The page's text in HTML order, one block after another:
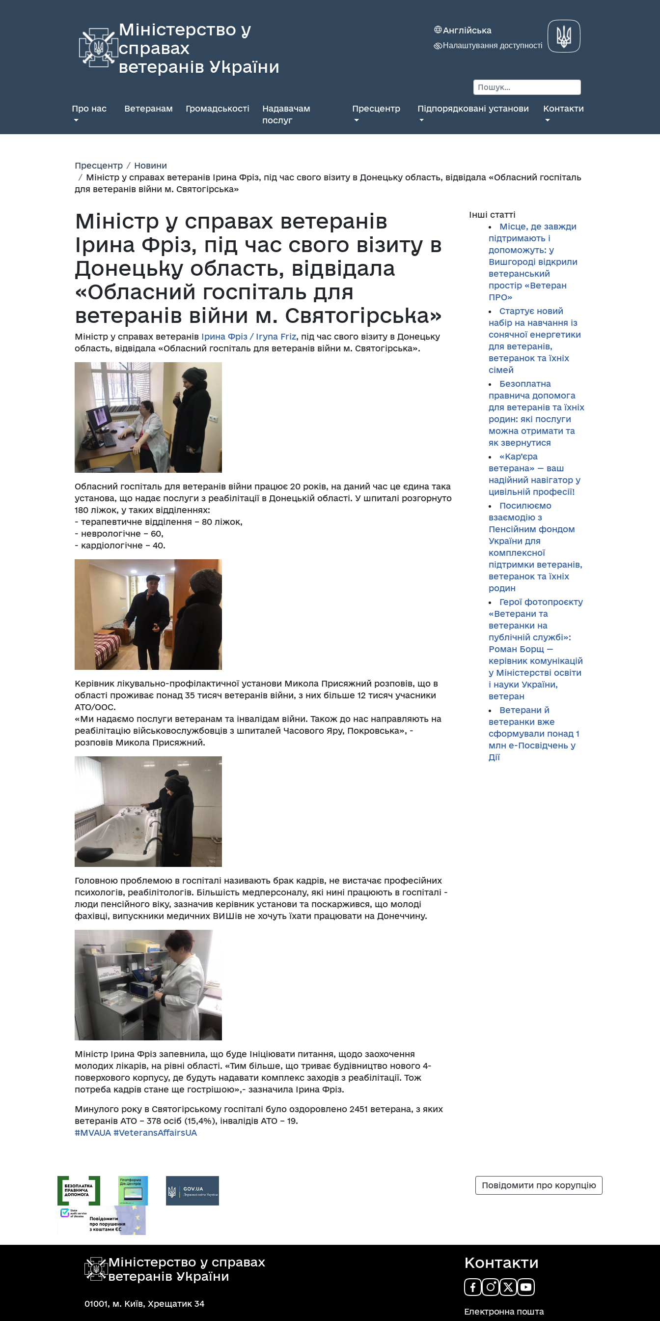
Міністерство у
справах
ветеранів України
Англійська
Налаштування доступності
Про нас Ветеранам Громадськості
Надавачам
послуг
Пресцентр Підпорядковані установи Контакти
Пресцентр
Новини
Міністр у справах ветеранів Ірина Фріз, під час свого візиту в Донецьку область, відвідала «Обласний госпіталь
для ветеранів війни м. Святогірська»
Міністр у справах ветеранів
Ірина Фріз, під час свого візиту в
Донецьку область, відвідала
«Обласний госпіталь для
ветеранів війни м. Святогірська»
Міністр у справах ветеранів Ірина Фріз / Iryna Friz, під час свого візиту в Донецьку
область, відвідала «Обласний госпіталь для ветеранів війни м. Святогірська».
Обласний госпіталь для ветеранів війни працює 20 років, на даний час це єдина така
установа, що надає послуги з реабілітації в Донецькій області. У шпиталі розгорнуто
180 ліжок, у таких відділеннях:
- терапевтичне відділення – 80 ліжок,
- неврологічне – 60,
- кардіологічне – 40.
Керівник лікувально-профілактичної установи Микола Присяжний розповів, що в
області проживає понад 35 тисяч ветеранів війни, з них більше 12 тисяч учасники
АТО/ООС.
«Ми надаємо послуги ветеранам та інвалідам війни. Також до нас направляють на
реабілітацію військовослужбовців з шпиталей Часового Яру, Покровська», -
розповів Микола Присяжний.
Головною проблемою в госпіталі називають брак кадрів, не вистачає професійних
психологів, реабілітологів. Більшість медперсоналу, які нині працюють в госпіталі -
люди пенсійного віку, зазначив керівник установи та поскаржився, що молоді
фахівці, випускники медичних ВИШів не хочуть їхати працювати на Донеччину.
Міністр Ірина Фріз запевнила, що буде Ініціювати питання, щодо заохочення
молодих лікарів, на рівні області. «Тим більше, що триває будівництво нового 4-
поверхового корпусу, де будуть надавати комплекс заходів з реабілітації. Тож
потреба кадрів стане ще гострішою»,- зазначила Ірина Фріз.
Минулого року в Святогірському госпіталі було оздоровлено 2451 ветерана, з яких
ветеранів АТО – 378 осіб (15,4%), інвалідів АТО – 19.
#MVAUA #VeteransAffairsUA
Інші статті
Місце, де завжди
підтримають і
допоможуть: у
Вишгороді відкрили
ветеранський
простір «Ветеран
ПРО»
Стартує новий
набір на навчання із
сонячної енергетики
для ветеранів,
ветеранок та їхніх
сімей
Безоплатна
правнича допомога
для ветеранів та їхніх
родин: які послуги
можна отримати та
як звернутися
«Кар’єра
ветерана» — ваш
надійний навігатор у
цивільній професії!
Посилюємо
взаємодію з
Пенсійним фондом
України для
комплексної
підтримки ветеранів,
ветеранок та їхніх
родин
Герої фотопроєкту
«Ветерани та
ветеранки на
публічній службі»:
Роман Борщ —
керівник комунікацій
у Міністерстві освіти
і науки України,
ветеран
Ветерани й
ветеранки вже
сформували понад 1
млн е-Посвідчень у
Дії
Повідомити про корупцію
Міністерство у справах
ветеранів України
01001, м. Київ, Хрещатик 34
Контакти
Електронна пошта